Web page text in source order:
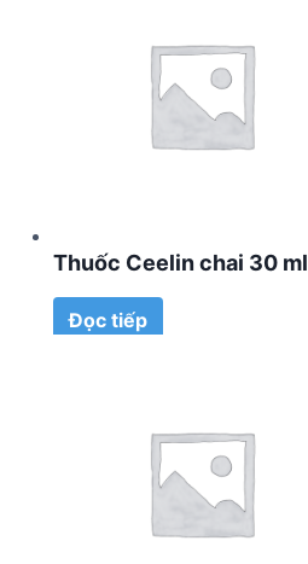
Thuốc Ceelin chai 30 ml
Đọc tiếp